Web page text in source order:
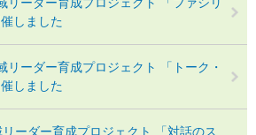
しました
リーダー育成プロジェクト 「トーク・
しました
ーダー育成プロジェクト 「対話のス